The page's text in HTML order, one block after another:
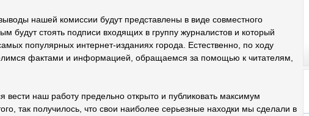
нашей комиссии будут представлены в виде совместного
будут стоять подписи входящих в группу журналистов и который
популярных интернет-изданиях города. Естественно, по ходу
фактами и информацией, обращаемся за помощью к читателям,
наш работу предельно открыто и публиковать максимум
так получилось, что свои наиболее серьезные находки мы сделали в